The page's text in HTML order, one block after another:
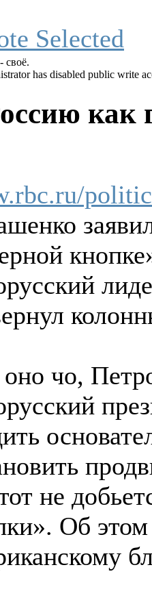
своё.
has disabled public write
как
чо,
не
Об